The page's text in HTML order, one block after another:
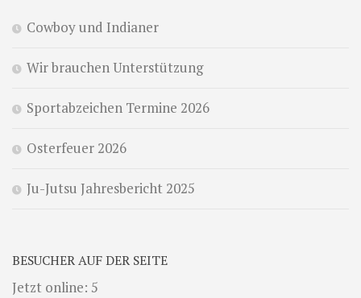
Cowboy und Indianer
Wir brauchen Unterstützung
Sportabzeichen Termine 2026
Osterfeuer 2026
Ju-Jutsu Jahresbericht 2025
BESUCHER AUF DER SEITE
Jetzt online: 5